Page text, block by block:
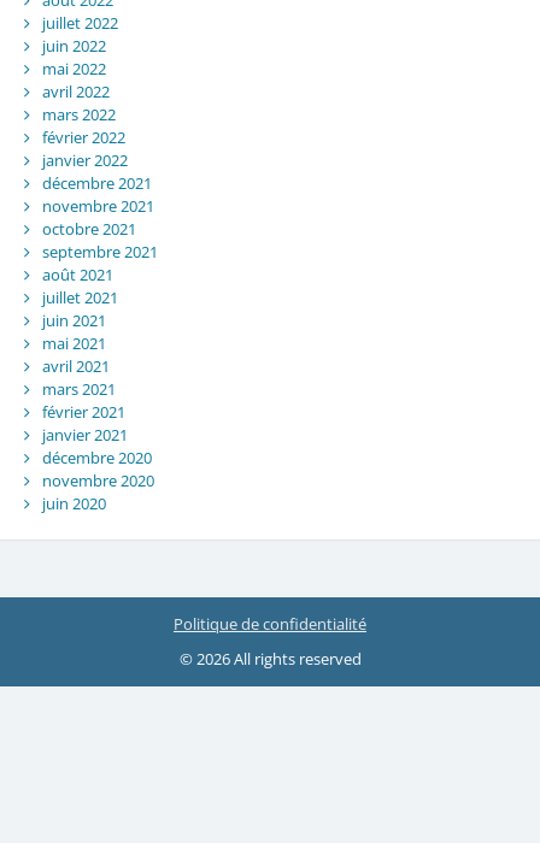
juillet 2022
juin 2022
mai 2022
avril 2022
mars 2022
février 2022
janvier 2022
décembre 2021
novembre 2021
octobre 2021
septembre 2021
août 2021
juillet 2021
juin 2021
mai 2021
avril 2021
mars 2021
février 2021
janvier 2021
décembre 2020
novembre 2020
juin 2020
Politique de confidentialité
© 2026 All rights reserved